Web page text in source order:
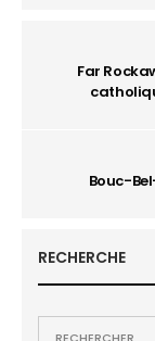
Far
Bouc-
RECHERCHE